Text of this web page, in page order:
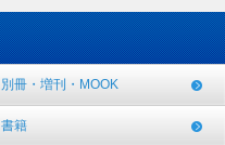
別冊・増刊・MOOK
書籍